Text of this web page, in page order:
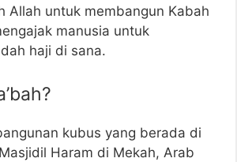
Allah untuk membangun Kabah
manusia untuk
haji di sana.
kubus yang berada di
Haram di Mekah, Arab